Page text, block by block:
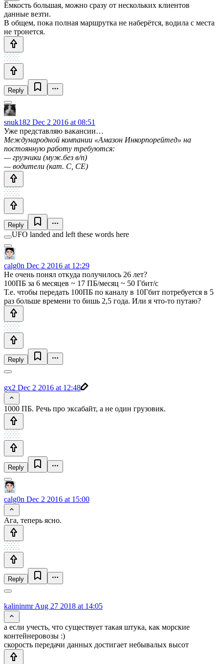
Ёмкость большая, можно сразу от нескольких клиентов
данные везти.
В общем, пока полная маршрутка не наберётся, водила с места
не тронется.
Reply
snuk182 Dec 2 2016 at 08:51
Уже представляю вакансии…
Международной компании «Амазон Инкорпорейтед» на
постоянную работу требуются:
— грузчики (муж.без в/п)
— водители (кат. С, СЕ)
Reply
UFO landed and left these words here
calg0n Dec 2 2016 at 12:29
Не очень понял откуда получилось 26 лет?
100ПБ за 6 месяцев ~ 17 ПБ/месяц ~ 50 Гбит/c
Т.е. чтобы передать 100ПБ по каналу в 10Гбит потребуется в 5
раз больше времени то бишь 2,5 года. Или я что-то путаю?
Reply
gx2 Dec 2 2016 at 12:48
1000 ПБ. Речь про эксабайт, а не один грузовик.
Reply
calg0n Dec 2 2016 at 15:00
Ага, теперь ясно.
Reply
kalininmrAug 27 2018 at 14:05
а если учесть, что существует такая штука, как морские
контейнеровозы :)
скорость передачи данных достигает небывалых высот